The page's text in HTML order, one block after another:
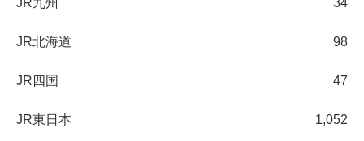
JR北海道 98
JR四国 47
JR東日本 1,052